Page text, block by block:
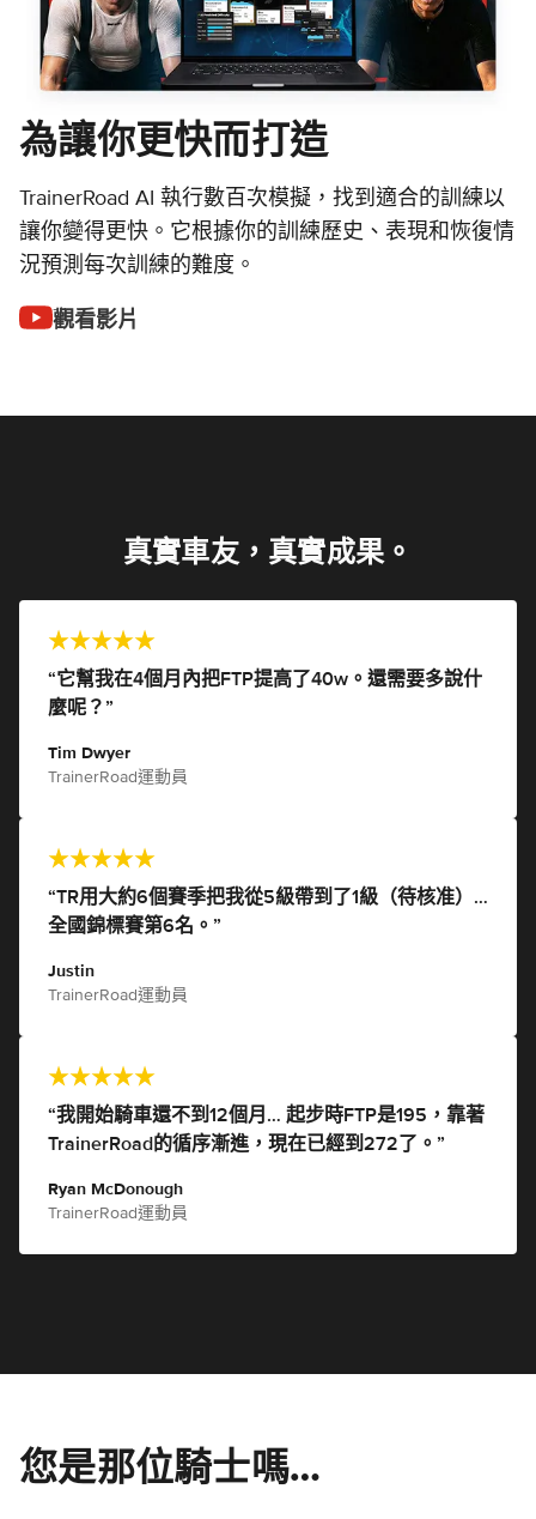
為讓你更快而打造
TrainerRoad AI 執行數百次模擬，找到適合的訓練以
讓你變得更快。它根據你的訓練歷史、表現和恢復情
況預測每次訓練的難度。
觀看影片
真實車友，真實成果。
“它幫我在4個月內把FTP提高了40w。還需要多說什
麼呢？”
Tim Dwyer
TrainerRoad運動員
“TR用大約6個賽季把我從5級帶到了1級（待核准）…
全國錦標賽第6名。”
Justin
TrainerRoad運動員
“我開始騎車還不到12個月… 起步時FTP是195，靠著
TrainerRoad的循序漸進，現在已經到272了。”
Ryan McDonough
TrainerRoad運動員
您是那位騎士嗎…